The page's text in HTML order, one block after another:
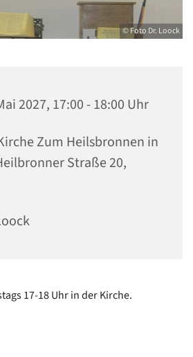
© Foto Dr. Loock
2027, 17:00 - 18:00 Uhr
Zum Heilsbronnen in
Straße 20,
17-18 Uhr in der Kirche.